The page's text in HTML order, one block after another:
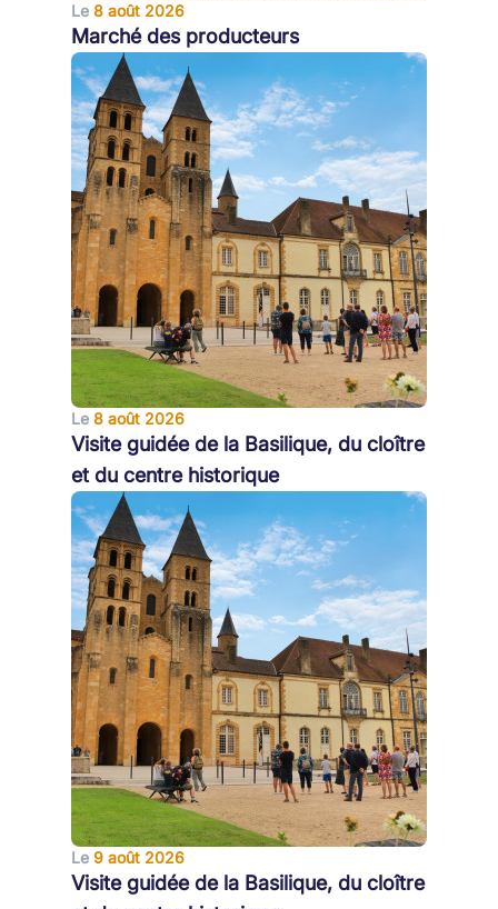
Le 8 août 2026
Marché des producteurs
Le 8 août 2026
Visite guidée de la Basilique, du cloître
et du centre historique
Le 9 août 2026
Visite guidée de la Basilique, du cloître